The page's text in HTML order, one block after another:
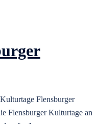
Flensburger
Flensburger Kulturtage an